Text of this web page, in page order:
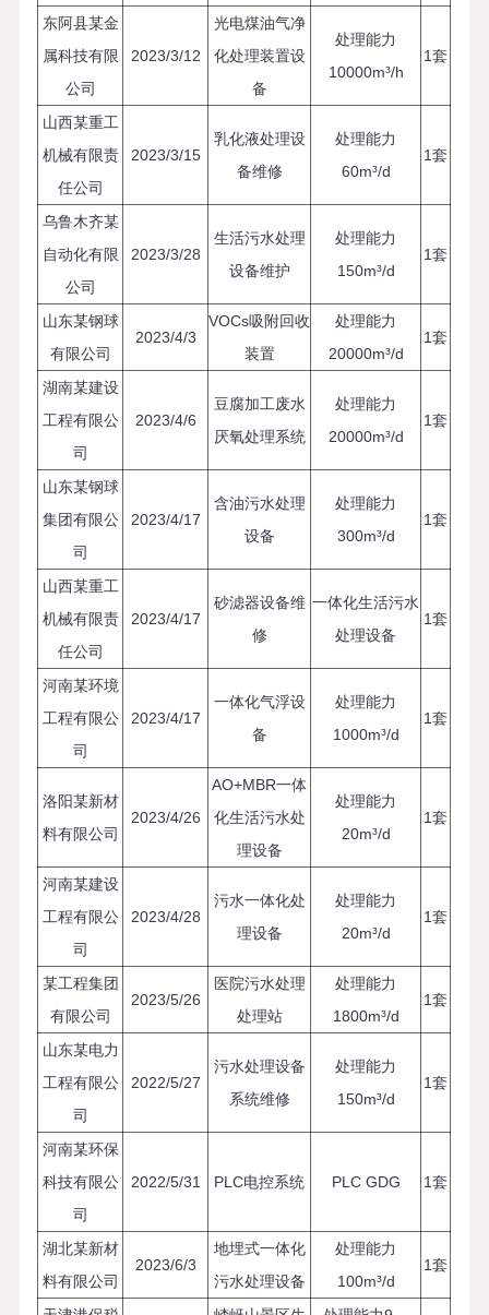
东阿县某金
属科技有限
公司
2023/3/12
光电煤油气净
化处理装置设
备
处理能力
10000m³/h
1套
山西某重工
机械有限责
任公司
2023/3/15
乳化液处理设
备维修
处理能力
60m³/d
1套
乌鲁木齐某
自动化有限
公司
2023/3/28
生活污水处理
设备维护
处理能力
150m³/d
1套
山东某钢球
有限公司
2023/4/3
VOCs吸附回收
装置
处理能力
20000m³/d
1套
湖南某建设
工程有限公
司
2023/4/6
豆腐加工废水
厌氧处理系统
处理能力
20000m³/d
1套
山东某钢球
集团有限公
司
2023/4/17
含油污水处理
设备
处理能力
300m³/d
1套
山西某重工
机械有限责
任公司
2023/4/17
砂滤器设备维
修
一体化生活污水
处理设备
1套
河南某环境
工程有限公
司
2023/4/17
一体化气浮设
备
处理能力
1000m³/d
1套
洛阳某新材
料有限公司
2023/4/26
AO+MBR一体
化生活污水处
理设备
处理能力
20m³/d
1套
河南某建设
工程有限公
司
2023/4/28
污水一体化处
理设备
处理能力
20m³/d
1套
某工程集团
有限公司
2023/5/26
医院污水处理
处理站
处理能力
1800m³/d
1套
山东某电力
工程有限公
司
2022/5/27
污水处理设备
系统维修
处理能力
150m³/d
1套
河南某环保
科技有限公
司
2022/5/31 PLC电控系统 PLC GDG 1套
湖北某新材
料有限公司
2023/6/3
地埋式一体化
污水处理设备
处理能力
100m³/d
1套